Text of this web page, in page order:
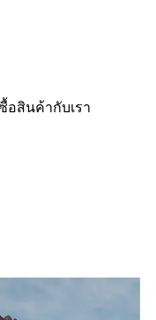
สินค้ากับเรา